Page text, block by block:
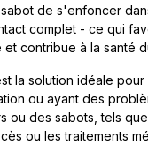
de s'enfoncer
complet - ce qui
et contribue à la santé
la solution idéale
ou ayant des
ou des sabots, tels
ou les traitements